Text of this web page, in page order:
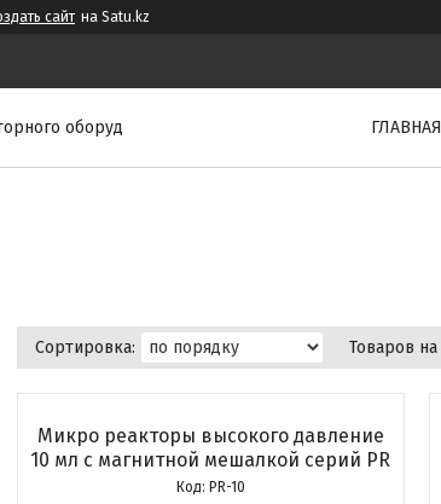
сайт на Satu.kz
оборуд ГЛАВНАЯ
Микро реакторы высокого давление
10 мл с магнитной мешалкой серий PR
PR-10